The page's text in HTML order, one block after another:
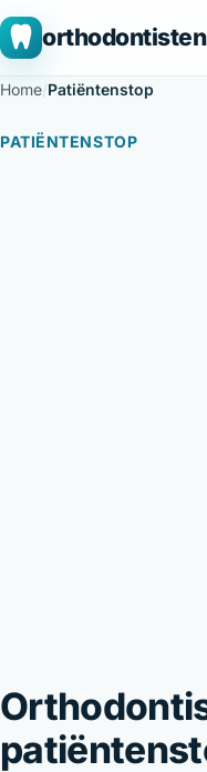
orthodontisten
Home/Patiëntenstop
PATIËNTENSTOP